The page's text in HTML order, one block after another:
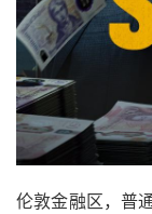
伦敦金融区，普